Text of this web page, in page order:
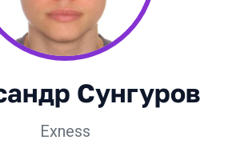
Сунгуров
Exness